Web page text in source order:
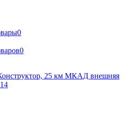
0
0
25 км МКАД внешняя